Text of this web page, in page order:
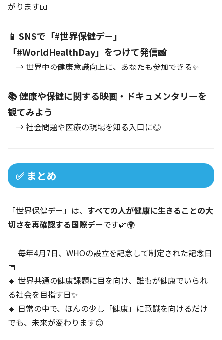
がります📖
📱 SNSで「#世界保健デー」
「#WorldHealthDay」をつけて発信📸
→ 世界中の健康意識向上に、あなたも参加できる✨
📚 健康や保健に関する映画・ドキュメンタリーを
観てみよう
→ 社会問題や医療の現場を知る入口に◎
✅ まとめ
「世界保健デー」は、 すべての人が健康に生きることの大
切さを再確認する国際デーです🌿🌍
🔹 毎年4月7日、WHOの設立を記念して制定された記念日
📅
🔹 世界共通の健康課題に目を向け、誰もが健康でいられ
る社会を目指す日✨
🔹 日常の中で、ほんの少し「健康」に意識を向けるだけ
でも、未来が変わります😊